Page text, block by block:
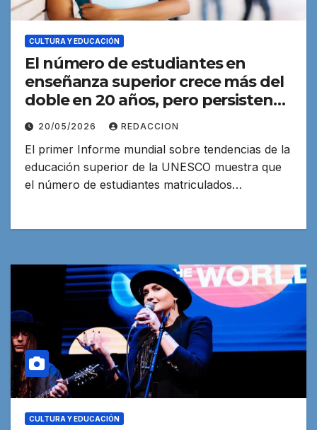
CULTURA Y EDUCACIÓN
El número de estudiantes en
enseñanza superior crece más del
doble en 20 años, pero persisten
las desigualdades
20/05/2026 REDACCION
El primer Informe mundial sobre tendencias de la
educación superior de la UNESCO muestra que
el número de estudiantes matriculados…
CULTURA Y EDUCACIÓN